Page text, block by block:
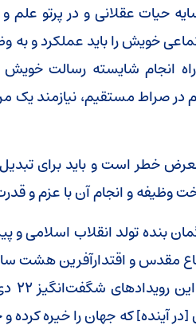
حیات عقلانی و در پرتو
خویش را باید عملکرد و به
انجام شایسته رسالت خویش
صراط مستقیم، نیازمند یک
خطر است و باید برای
وظیفه و انجام آن با عزم و
بنده تولد انقلاب اسلامی و
مقدس و اقتدارآفرین هشت
ماه روز قدس [در آینده] که جهان را